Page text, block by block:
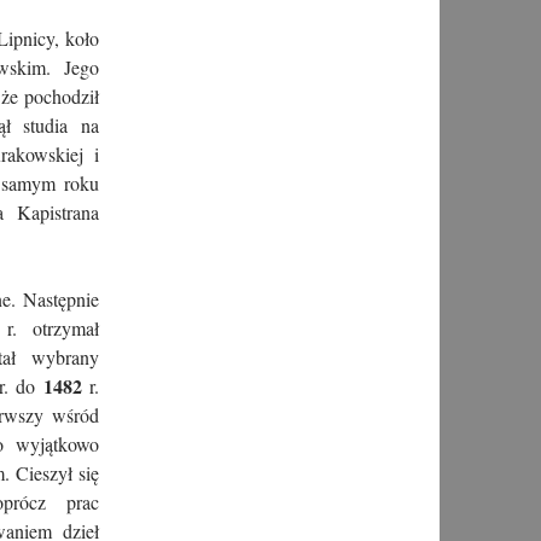
koło
Jego
pochodził
studia na
i
roku
Kapistrana
Następnie
otrzymał
wybrany
do 1482r.
wśród
wyjątkowo
Cieszył się
prac
dzieł